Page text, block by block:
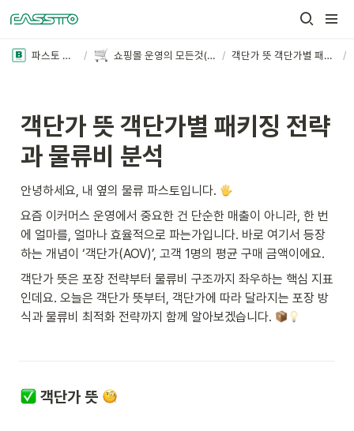
파스토 블로그 / 쇼핑몰 운영의 모든것(더보기+) / 객단가 뜻 객단가별 패키징 전략과 물류비 분석 /
객단가 뜻 객단가별 패키징 전략
과 물류비 분석
안녕하세요, 내 옆의 물류 파스토입니다.
요즘 이커머스 운영에서 중요한 건 단순한 매출이 아니라, 한 번
에 얼마를, 얼마나 효율적으로 파는가입니다. 바로 여기서 등장
하는 개념이 ‘객단가(AOV)’, 고객 1명의 평균 구매 금액이에요.
객단가 뜻은 포장 전략부터 물류비 구조까지 좌우하는 핵심 지표
인데요. 오늘은 객단가 뜻부터, 객단가에 따라 달라지는 포장 방
식과 물류비 최적화 전략까지 함께 알아보겠습니다.
객단가 뜻